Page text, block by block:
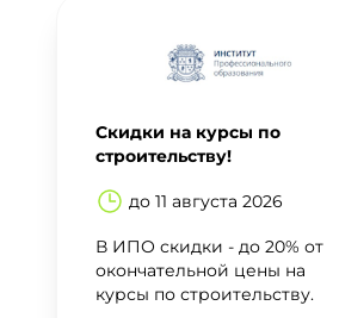
Скидки на курсы по
строительству!
до 11 августа 2026
В ИПО скидки - до 20% от
окончательной цены на
курсы по строительству.
Репетиторы
Тесты на